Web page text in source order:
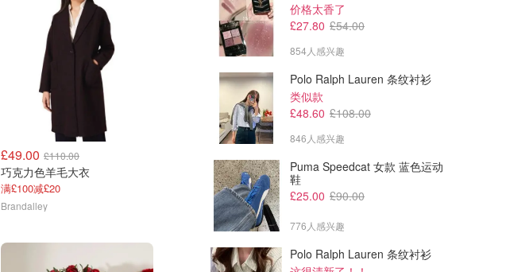
£49.00 £110.00
巧克力色羊毛大衣
满£100减£20
Brandalley
价格太香了
£27.80 £54.00
854人感兴趣
Polo Ralph Lauren 条纹衬衫
类似款
£48.60 £108.00
846人感兴趣
Puma Speedcat 女款 蓝色运动
鞋
£25.00 £90.00
776人感兴趣
Polo Ralph Lauren 条纹衬衫